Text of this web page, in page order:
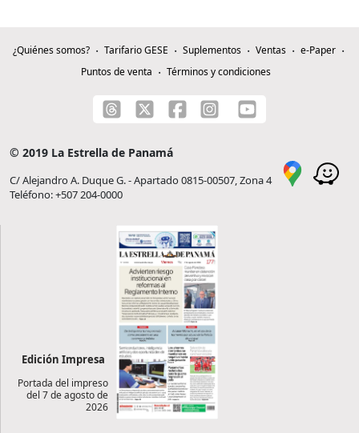
¿Quiénes somos? Tarifario GESE Suplementos Ventas
e-Paper
Puntos de venta
Términos y condiciones
© 2019 La Estrella de Panamá
C/ Alejandro A. Duque G. - Apartado 0815-00507, Zona 4
Teléfono: +507 204-0000
Edición Impresa
Portada del impreso
del 7 de agosto de
2026